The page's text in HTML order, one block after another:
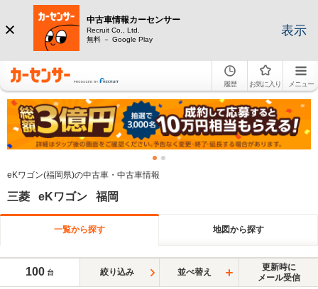
中古車情報カーセンサー
Recruit Co., Ltd.
無料 － Google Play
表示
履歴 お気に入り メニュー
eKワゴン(福岡県)の中古車・中古車情報
三菱 eKワゴン 福岡
一覧から探す 地図から探す
100 台 絞り込み 並べ替え
更新時に
メール受信